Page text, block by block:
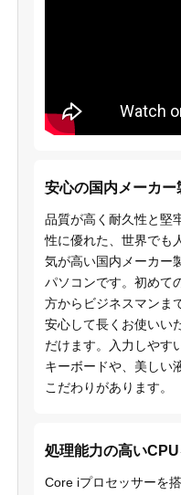
安心の国内メーカー
品質が高く耐久性と堅
性に優れた、世界でも
気が高い国内メーカー
パソコンです。初めて
方からビジネスマンま
安心して長くお使いい
だけます。入力しやす
キーボードや、美しい
こだわりがあります。
処理能力の高い
Core iプロセッサーを搭